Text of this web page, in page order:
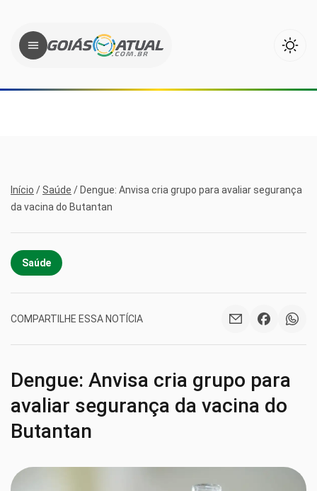
Início / Saúde / Dengue: Anvisa cria grupo para avaliar segurança
da vacina do Butantan
Saúde
COMPARTILHE ESSA NOTÍCIA
Dengue: Anvisa cria grupo para
avaliar segurança da vacina do
Butantan